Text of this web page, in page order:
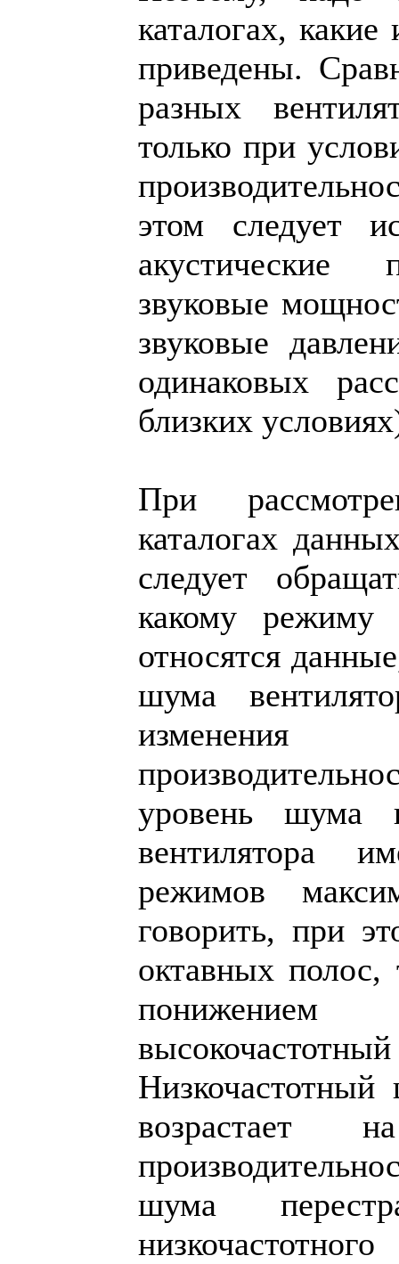
каталогах,
приведены.
разных
только при
этом следует
акустические
звуковые
звуковые
одинаковых
близких
При
каталогах
следует
какому режиму
относятся
шума
уровень шума
вентилятора
режимов
говорить, при
октавных полос,
понижением
возрастает
шума